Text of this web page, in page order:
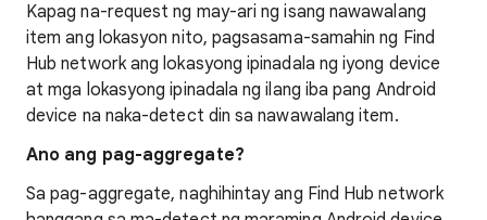
Kapag na-request ng may-ari ng isang nawawalang
item ang lokasyon nito, pagsasama-samahin ng Find
Hub network ang lokasyong ipinadala ng iyong device
at mga lokasyong ipinadala ng ilang iba pang Android
device na naka-detect din sa nawawalang item.
Ano ang pag-aggregate?
Sa pag-aggregate, naghihintay ang Find Hub network